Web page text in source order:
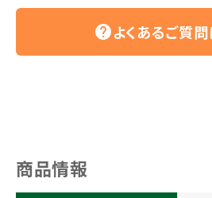
helpよくあるご質
商品情報